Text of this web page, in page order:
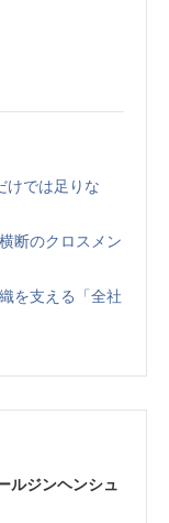
けでは足りな
断のクロスメン
を支える「全社
ルジンヘンシュ